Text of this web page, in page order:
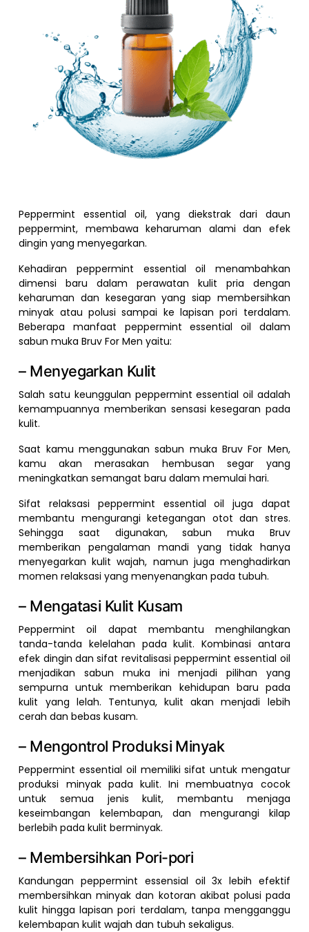
Peppermint essential oil, yang diekstrak dari daun
peppermint, membawa keharuman alami dan efek
dingin yang menyegarkan.
Kehadiran peppermint essential oil menambahkan
dimensi baru dalam perawatan kulit pria dengan
keharuman dan kesegaran yang siap membersihkan
minyak atau polusi sampai ke lapisan pori terdalam.
Beberapa manfaat peppermint essential oil dalam
sabun muka Bruv For Men yaitu:
– Menyegarkan Kulit
Salah satu keunggulan peppermint essential oil adalah
kemampuannya memberikan sensasi kesegaran pada
kulit.
Saat kamu menggunakan sabun muka Bruv For Men,
kamu akan merasakan hembusan segar yang
meningkatkan semangat baru dalam memulai hari.
Sifat relaksasi peppermint essential oil juga dapat
membantu mengurangi ketegangan otot dan stres.
Sehingga saat digunakan, sabun muka Bruv
memberikan pengalaman mandi yang tidak hanya
menyegarkan kulit wajah, namun juga menghadirkan
momen relaksasi yang menyenangkan pada tubuh.
– Mengatasi Kulit Kusam
Peppermint oil dapat membantu menghilangkan
tanda-tanda kelelahan pada kulit. Kombinasi antara
efek dingin dan sifat revitalisasi peppermint essential oil
menjadikan sabun muka ini menjadi pilihan yang
sempurna untuk memberikan kehidupan baru pada
kulit yang lelah. Tentunya, kulit akan menjadi lebih
cerah dan bebas kusam.
– Mengontrol Produksi Minyak
Peppermint essential oil memiliki sifat untuk mengatur
produksi minyak pada kulit. Ini membuatnya cocok
untuk semua jenis kulit, membantu menjaga
keseimbangan kelembapan, dan mengurangi kilap
berlebih pada kulit berminyak.
– Membersihkan Pori-pori
Kandungan peppermint essensial oil 3x lebih efektif
membersihkan minyak dan kotoran akibat polusi pada
kulit hingga lapisan pori terdalam, tanpa mengganggu
kelembapan kulit wajah dan tubuh sekaligus.